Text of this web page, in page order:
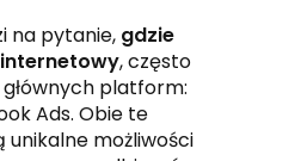
na pytanie, gdzie
, często
platform:
Ads. Obie te
możliwości